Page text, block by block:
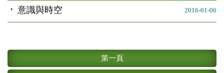
意識與時空 2016-01-06
第一頁